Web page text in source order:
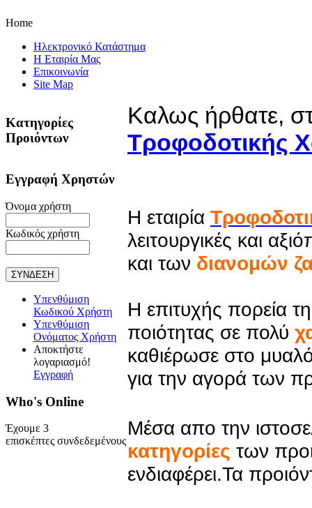
Home
Ηλεκτρονικό Κατάστημα
Η Εταιρία Μας
Επικοινωνία
Site Map
Κατηγορίες
Προιόντων
Εγγραφή Χρηστών
Όνομα χρήστη
Κωδικός χρήστη
Υπενθύμιση
Κωδικού Χρήστη
Υπενθύμιση
Ονόματος Χρήστη
Αποκτήστε
λογαριασμό!
Εγγραφή
Who's Online
Έχουμε 3
επισκέπτες συνδεδεμένους
Καλως ήρθατε,
Τροφοδοτικής
Η εταιρία
λειτουργικές και
και των διανομών
Η επιτυχής πορεία
ποιότητας σε πολύ
καθιέρωσε στο
για την αγορά των
Μέσα απο την
κατηγορίες των
ενδιαφέρει.Τα